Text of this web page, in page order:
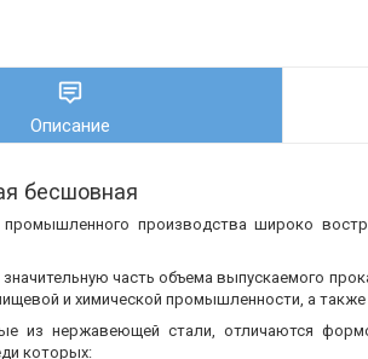
Описание
бесшовная
промышленного производства широко
часть объема выпускаемого
и химической промышленности, а
из нержавеющей стали, отличаются
которых: